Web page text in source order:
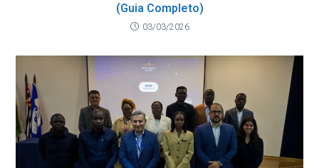
(Guia Completo)
03/03/2026